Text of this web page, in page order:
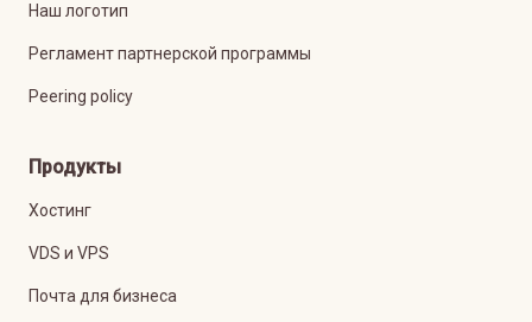
Наш логотип
Регламент партнерской программы
Peering policy
Продукты
Хостинг
VDS и VPS
Почта для бизнеса